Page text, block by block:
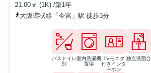
21.00㎡ (1K) /築1年
大阪環状線「今宮」駅 徒歩3分
バストイレ
別
室内洗濯機
置場
TVモニタ
付きインタ
ーホン
独立洗面台